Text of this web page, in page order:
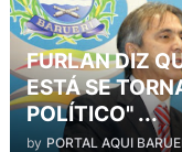
FURLAN DIZ
ESTÁ SE
POLÍTICO" ...
by PORTAL AQUI